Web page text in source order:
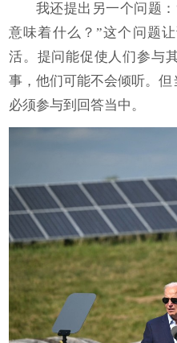
我还提出另一个问题
意味着什么？”这个问题
活。提问能促使人们参与
事，他们可能不会倾听。
必须参与到回答当中。